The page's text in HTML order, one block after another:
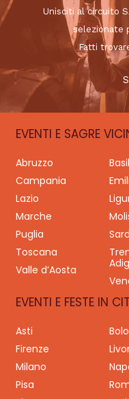
Unisciti al circuito
selezionate
Fatti
EVENTI E SAGRE
Abruzzo
Campania
Lazio
Marche
Puglia
Toscana
Valle d’Aosta
EVENTI E FESTE IN
Asti
Firenze
Milano
Pisa